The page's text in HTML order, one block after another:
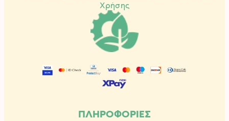
Χρήσης
ΠΛΗΡΟΦΟΡΙΕΣ